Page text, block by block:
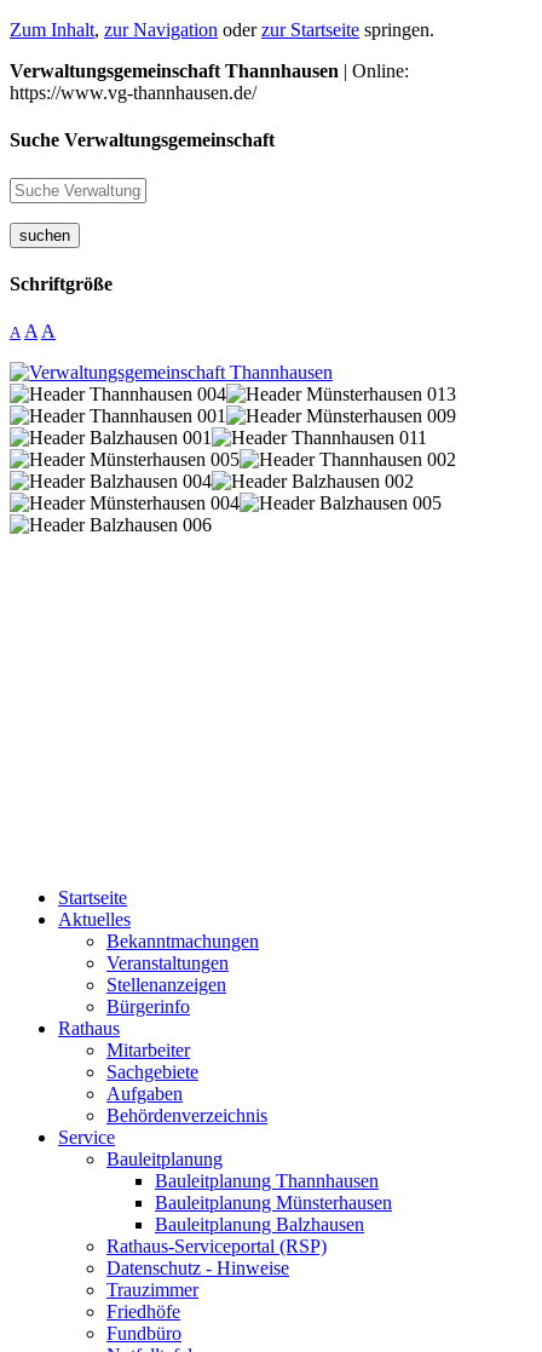
Zum Inhalt, zur Navigation oderzur Startseite springen.
Verwaltungsgemeinschaft Thannhausen | Online:
https://www.vg-thannhausen.de/
Suche Verwaltungsgemeinschaft
suchen
Schriftgröße
A A A
Startseite
Aktuelles
Bekanntmachungen
Veranstaltungen
Stellenanzeigen
Bürgerinfo
Rathaus
Mitarbeiter
Sachgebiete
Aufgaben
Behördenverzeichnis
Service
Bauleitplanung
Bauleitplanung Thannhausen
Bauleitplanung Münsterhausen
Bauleitplanung Balzhausen
Rathaus-Serviceportal (RSP)
Datenschutz - Hinweise
Trauzimmer
Friedhöfe
Fundbüro